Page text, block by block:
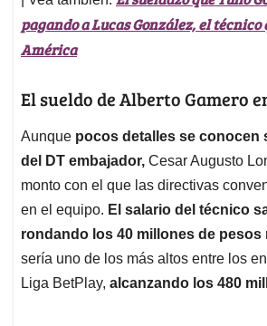
pagando a Lucas González, el técnico
América
El sueldo de Alberto Gamero
Aunque pocos detalles se conocen
del DT embajador, Cesar Augusto
monto con el que las directivas
en el equipo. El salario del técnico
rondando los 40 millones de pesos
sería uno de los más altos entre los
Liga BetPlay, alcanzando los 480